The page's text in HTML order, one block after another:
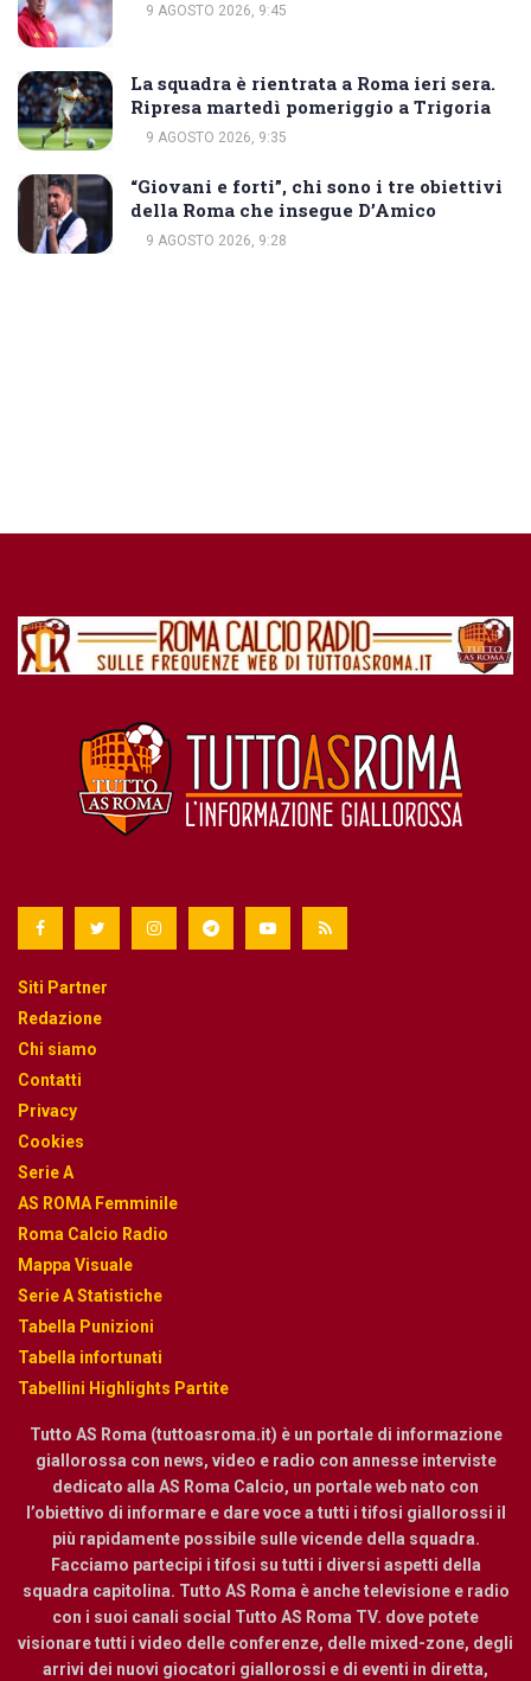
9 AGOSTO 2026, 9:45
La squadra è rientrata a Roma ieri sera.
Ripresa martedì pomeriggio a Trigoria
9 AGOSTO 2026, 9:35
“Giovani e forti”, chi sono i tre obiettivi
della Roma che insegue D’Amico
9 AGOSTO 2026, 9:28
Siti Partner
Redazione
Chi siamo
Contatti
Privacy
Cookies
Serie A
AS ROMA Femminile
Roma Calcio Radio
Mappa Visuale
Serie A Statistiche
Tabella Punizioni
Tabella infortunati
Tabellini Highlights Partite
Tutto AS Roma (tuttoasroma.it) è un portale di informazione
giallorossa con news, video e radio con annesse interviste
dedicato alla AS Roma Calcio, un portale web nato con
l’obiettivo di informare e dare voce a tutti i tifosi giallorossi il
più rapidamente possibile sulle vicende della squadra.
Facciamo partecipi i tifosi su tutti i diversi aspetti della
squadra capitolina. Tutto AS Roma è anche televisione e radio
con i suoi canali social Tutto AS Roma TV. dove potete
visionare tutti i video delle conferenze, delle mixed-zone, degli
arrivi dei nuovi giocatori giallorossi e di eventi in diretta,